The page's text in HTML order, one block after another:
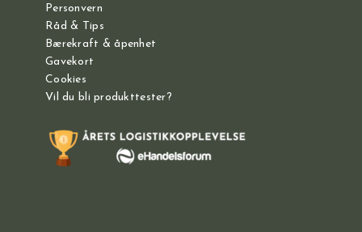
Personvern
Råd & Tips
Bærekraft & åpenhet
Gavekort
Cookies
Vil du bli produkttester?